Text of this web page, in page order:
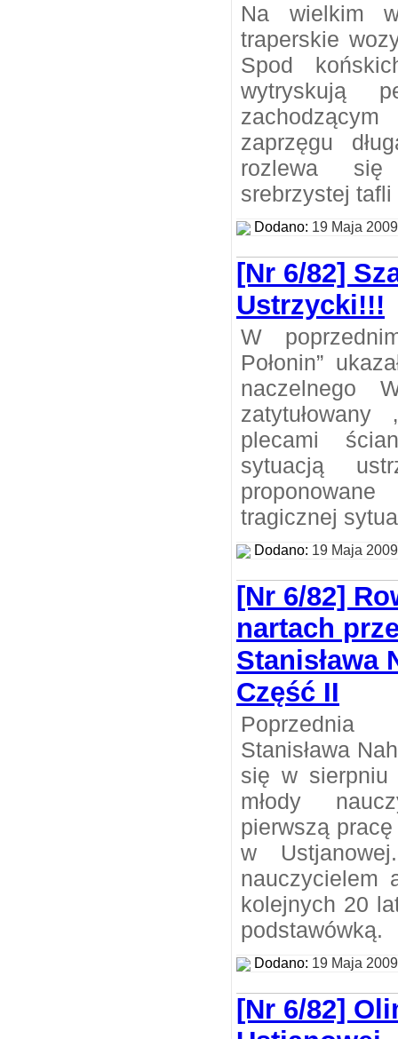
Na wielkim
traperskie
Spod
wytryskują
zaprzęgu
rozlewa się
srebrzystej tafli
Dodano: 19 Maja 2009
[Nr 6/82]
Ustrzycki!!!
W
Połonin”
naczelnego
plecami
sytuacją
tragicznej
Dodano: 19 Maja 2009
[Nr 6/82]
nartach
Stanisława
Część II
Stanisława
się w
młody
pierwszą
w
nauczycielem
kolejnych 20
podstawówką.
Dodano: 19 Maja 2009
[Nr 6/82]